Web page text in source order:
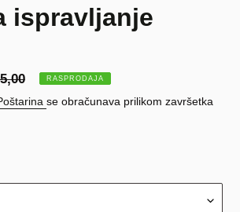
ispravljanje
RASPRODAJA
se obračunava prilikom završetka